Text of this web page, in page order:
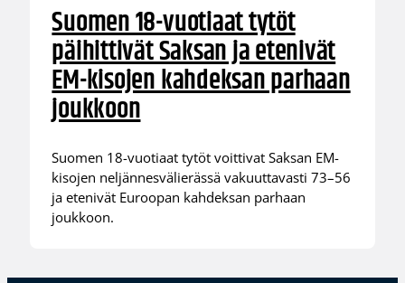
Suomen 18-vuotiaat tytöt
päihittivät Saksan ja etenivät
EM-kisojen kahdeksan parhaan
joukkoon
Suomen 18-vuotiaat tytöt voittivat Saksan EM-
kisojen neljännesvälierässä vakuuttavasti 73–56
ja etenivät Euroopan kahdeksan parhaan
joukkoon.